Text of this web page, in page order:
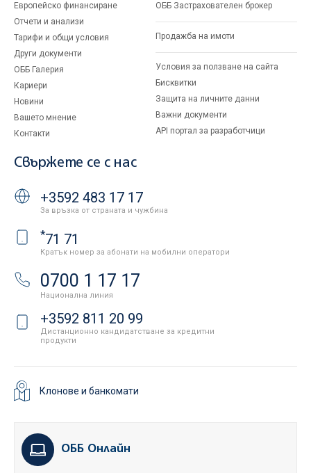
Европейско финансиране
Отчети и анализи
Тарифи и общи условия
Други документи
ОББ Галерия
Кариери
Новини
Вашето мнение
Контакти
ОББ Застрахователен брокер
Продажба на имоти
Условия за ползване на сайта
Бисквитки
Защита на личните данни
Важни документи
API портал за разработчици
Свържете се с нас
+3592 483 17 17
За връзка от страната и чужбина
*71 71
Кратък номер за абонати на мобилни оператори
0700 1 17 17
Национална линия
+3592 811 20 99
Дистанционно кандидатстване за кредитни
продукти
Клонове и банкомати
ОББ Онлайн